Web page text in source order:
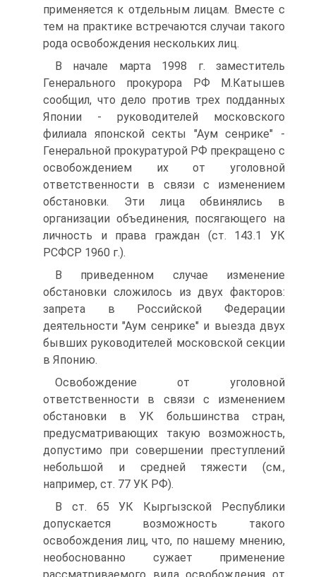
применяется к отдельным лицам. Вместе с
тем на практике встречаются случаи такого
рода освобождения нескольких лиц.
В начале марта 1998 г. заместитель
Генерального прокурора РФ М.Катышев
сообщил, что дело против трех подданных
Японии - руководителей московского
филиала японской секты "Аум сенрике" -
Генеральной прокуратурой РФ прекращено с
освобождением их от уголовной
ответственности в связи с изменением
обстановки. Эти лица обвинялись в
организации объединения, посягающего на
личность и права граждан (ст. 143.1 УК
РСФСР 1960 г.).
В приведенном случае изменение
обстановки сложилось из двух факторов:
запрета в Российской Федерации
деятельности "Аум сенрике" и выезда двух
бывших руководителей московской секции
в Японию.
Освобождение от уголовной
ответственности в связи с изменением
обстановки в УК большинства стран,
предусматривающих такую возможность,
допустимо при совершении преступлений
небольшой и средней тяжести (см.,
например, ст. 77 УК РФ).
В ст. 65 УК Кыргызской Республики
допускается возможность такого
освобождения лиц, что, по нашему мнению,
необоснованно сужает применение